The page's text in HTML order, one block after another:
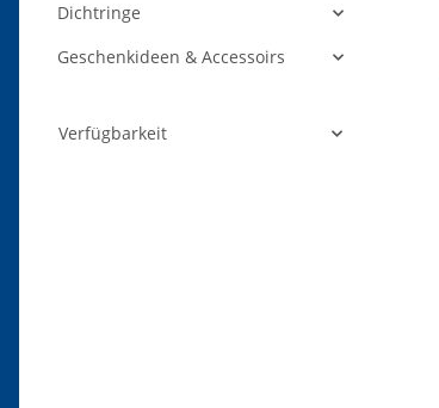
Dichtringe
Geschenkideen & Accessoirs
Verfügbarkeit